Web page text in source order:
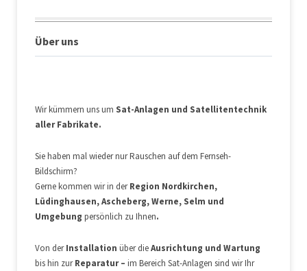
Über uns
Wir kümmern uns um Sat-Anlagen und Satellitentechnik
aller Fabrikate.
Sie haben mal wieder nur Rauschen auf dem Fernseh-
Bildschirm?
Gerne kommen wir in derRegion Nordkirchen,
Lüdinghausen, Ascheberg, Werne, Selm und
Umgebung persönlich zu Ihnen.
Von derInstallation über dieAusrichtung und Wartung
bis hin zurReparatur – im Bereich Sat-Anlagen sind wir Ihr